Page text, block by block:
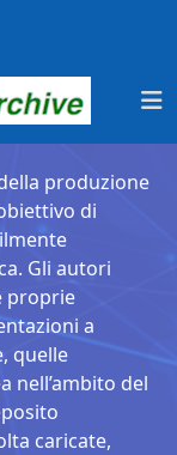
produzione
di
Gli autori
proprie
a
quelle
nell’ambito del
caricate,